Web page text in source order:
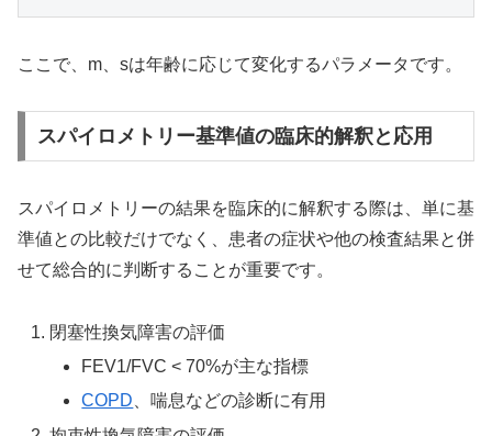
ここで、m、sは年齢に応じて変化するパラメータです。
スパイロメトリー基準値の臨床的解釈と応用
スパイロメトリーの結果を臨床的に解釈する際は、単に基
準値との比較だけでなく、患者の症状や他の検査結果と併
せて総合的に判断することが重要です。
閉塞性換気障害の評価
FEV1/FVC < 70%が主な指標
COPD 、喘息などの診断に有用